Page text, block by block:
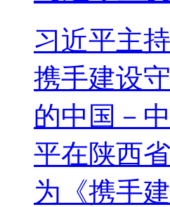
习近平主
携手建设
的中国－
平在陕西
为《携手